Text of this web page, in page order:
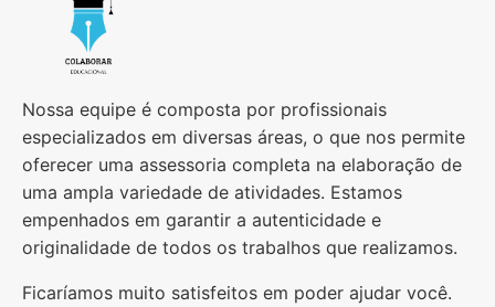
Nossa equipe é composta por profissionais
especializados em diversas áreas, o que nos permite
oferecer uma assessoria completa na elaboração de
uma ampla variedade de atividades. Estamos
empenhados em garantir a autenticidade e
originalidade de todos os trabalhos que realizamos.
Ficaríamos muito satisfeitos em poder ajudar você.